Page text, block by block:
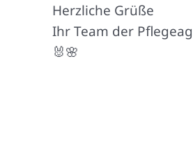
Herzliche Grüße
Ihr Team der
🐰🌸